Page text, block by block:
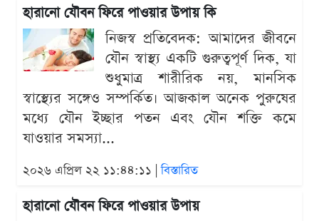
হারানো যৌবন ফিরে পাওয়ার উপায় কি
নিজস্ব প্রতিবেদক: আমাদের জীবনে
যৌন স্বাস্থ্য একটি গুরুত্বপূর্ণ দিক, যা
শুধুমাত্র শারীরিক নয়, মানসিক
স্বাস্থ্যের সঙ্গেও সম্পর্কিত। আজকাল অনেক পুরুষের
মধ্যে যৌন ইচ্ছার পতন এবং যৌন শক্তি কমে
যাওয়ার সমস্যা...
২০২৬ এপ্রিল ২২ ১১:৪৪:১১ |বিস্তারিত
হারানো যৌবন ফিরে পাওয়ার উপায়